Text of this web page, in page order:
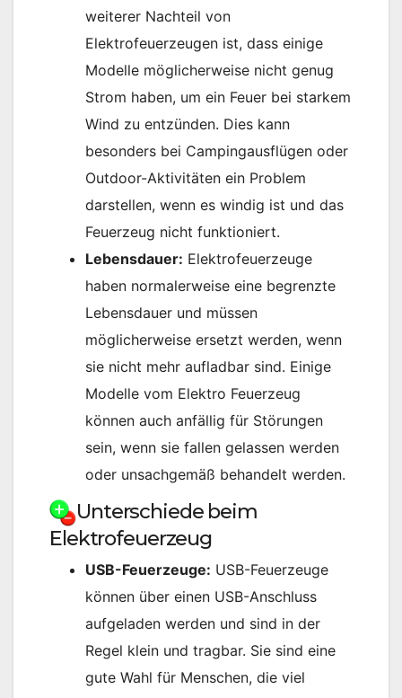
weiterer Nachteil von
Elektrofeuerzeugen ist, dass einige
Modelle möglicherweise nicht genug
Strom haben, um ein Feuer bei starkem
Wind zu entzünden. Dies kann
besonders bei Campingausflügen oder
Outdoor-Aktivitäten ein Problem
darstellen, wenn es windig ist und das
Feuerzeug nicht funktioniert.
Lebensdauer: Elektrofeuerzeuge
haben normalerweise eine begrenzte
Lebensdauer und müssen
möglicherweise ersetzt werden, wenn
sie nicht mehr aufladbar sind. Einige
Modelle vom Elektro Feuerzeug
können auch anfällig für Störungen
sein, wenn sie fallen gelassen werden
oder unsachgemäß behandelt werden.
Unterschiede beim
Elektrofeuerzeug
USB-Feuerzeuge: USB-Feuerzeuge
können über einen USB-Anschluss
aufgeladen werden und sind in der
Regel klein und tragbar. Sie sind eine
gute Wahl für Menschen, die viel